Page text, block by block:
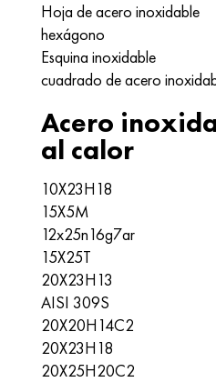
Hoja de acero inoxidable
hexágono
Esquina inoxidable
cuadrado de acero
Acero
al calor
10X23H18
15X5M
12x25n16g7ar
15X25T
20X23H13
AISI 309S
20Х20Н14С2
20X23H18
20Х25Н20С2